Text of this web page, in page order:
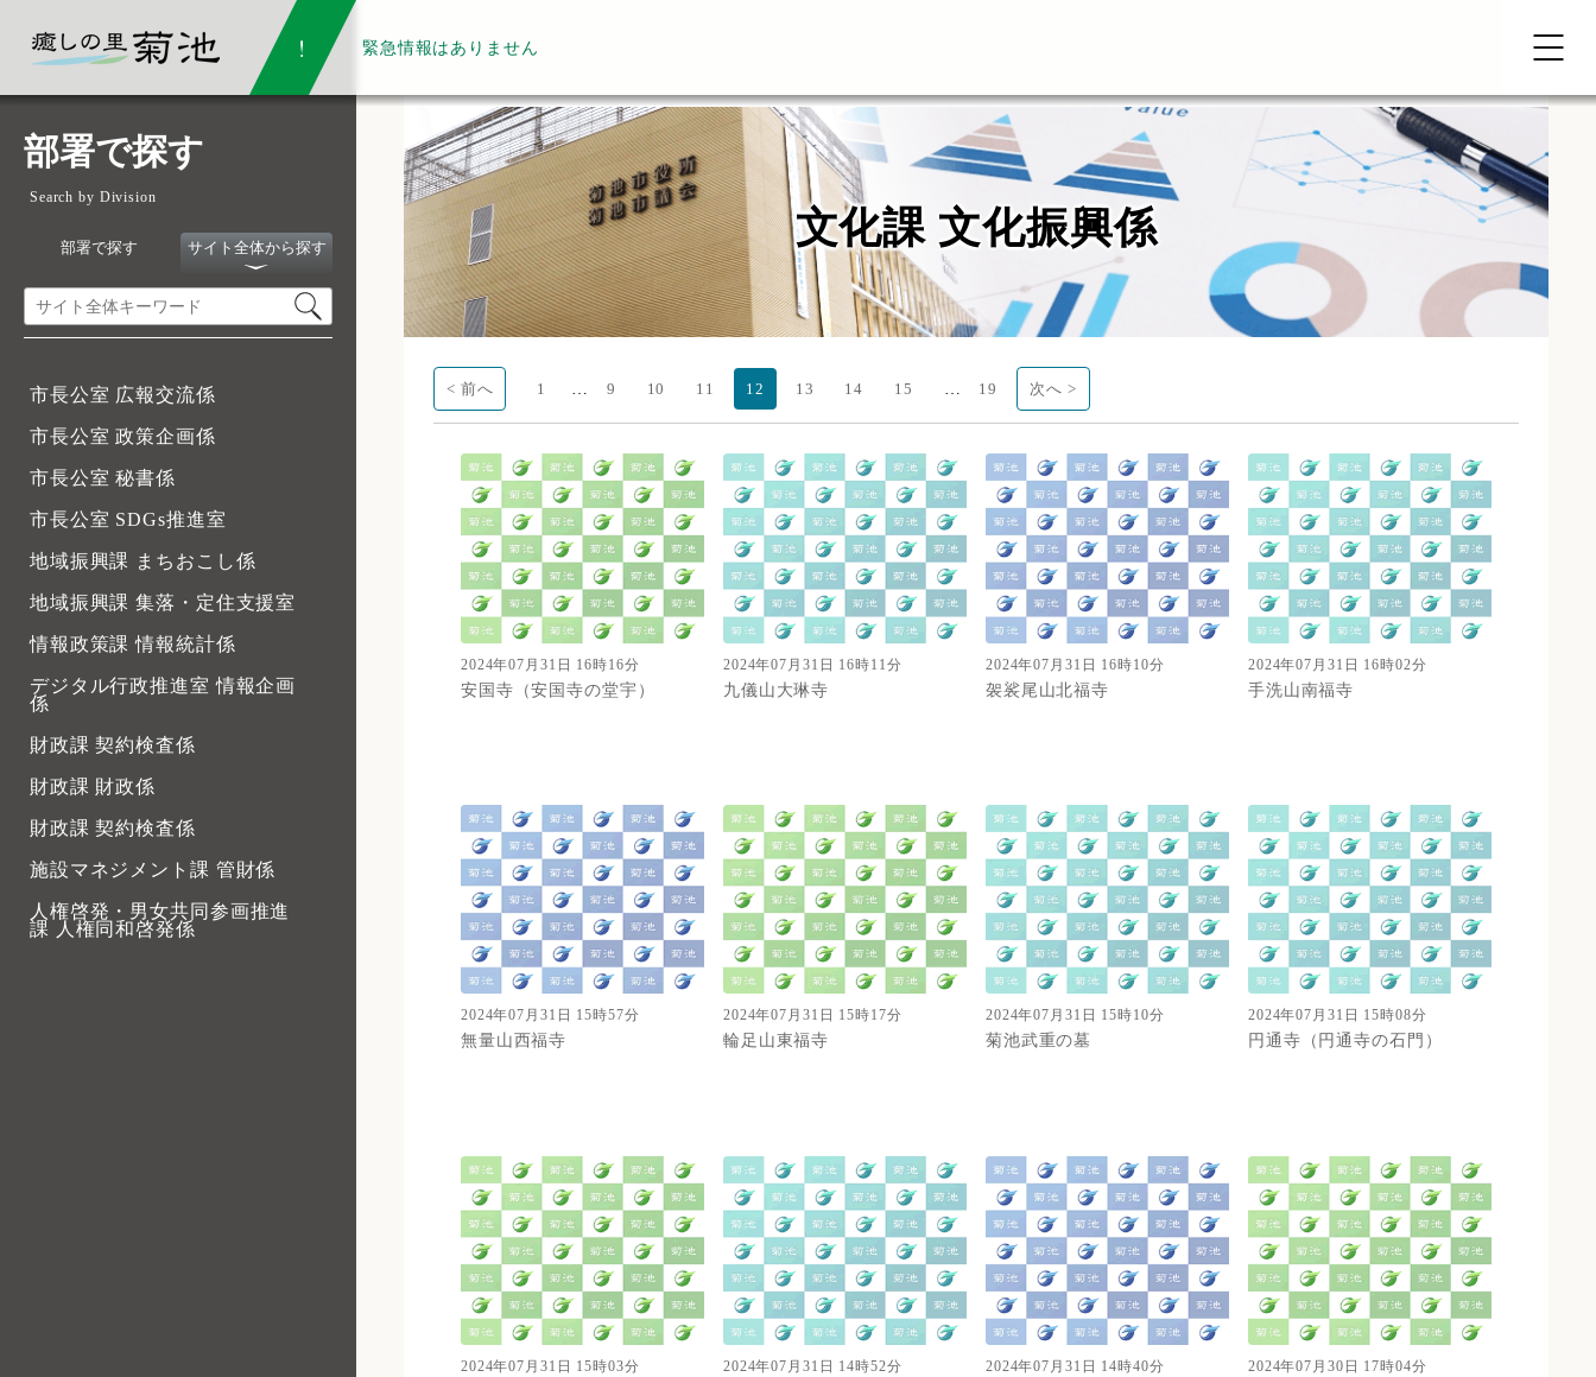
緊急情報はありません
部署で探す
Search by Division
部署で探す サイト全体から探す
市長公室 広報交流係
市長公室 政策企画係
市長公室 秘書係
市長公室 SDGs推進室
地域振興課 まちおこし係
地域振興課 集落・定住支援室
情報政策課 情報統計係
デジタル行政推進室 情報企画
係
財政課 契約検査係
財政課 財政係
財政課 契約検査係
施設マネジメント課 管財係
人権啓発・男女共同参画推進
課 人権同和啓発係
文化課 文化振興係
< 前へ 1 9 10 11 12 13 14 15 19 次へ >
2024年07月31日 16時16分
安国寺（安国寺の堂宇）
2024年07月31日 16時11分
九儀山大琳寺
2024年07月31日 16時10分
袈裟尾山北福寺
2024年07月31日 16時02分
手洗山南福寺
2024年07月31日 15時57分
無量山西福寺
2024年07月31日 15時17分
輪足山東福寺
2024年07月31日 15時10分
菊池武重の墓
2024年07月31日 15時08分
円通寺（円通寺の石門）
2024年07月31日 15時03分 2024年07月31日 14時52分 2024年07月31日 14時40分 2024年07月30日 17時04分